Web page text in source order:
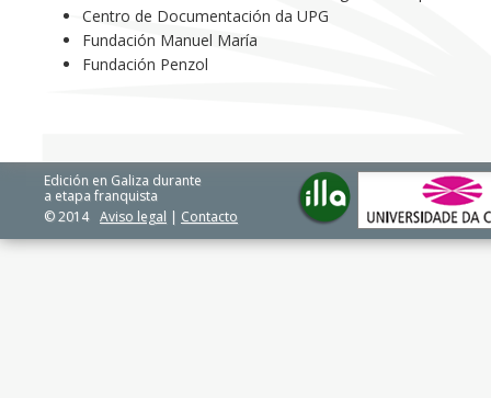
Centro de Documentación da UPG
Fundación Manuel María
Fundación Penzol
Edición en Galiza durante
a etapa franquista
© 2014 Aviso legal | Contacto